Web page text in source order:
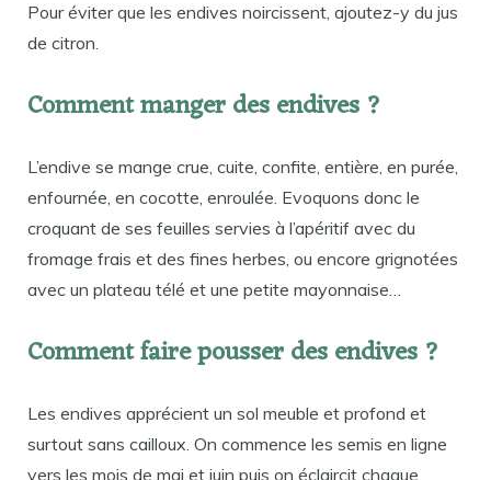
Pour éviter que les endives noircissent, ajoutez-y du jus
de citron.
Comment manger des endives ?
L’endive se mange crue, cuite, confite, entière, en purée,
enfournée, en cocotte, enroulée. Evoquons donc le
croquant de ses feuilles servies à l’apéritif avec du
fromage frais et des fines herbes, ou encore grignotées
avec un plateau télé et une petite mayonnaise…
Comment faire pousser des endives ?
Les endives apprécient un sol meuble et profond et
surtout sans cailloux. On commence les semis en ligne
vers les mois de mai et juin puis on éclaircit chaque